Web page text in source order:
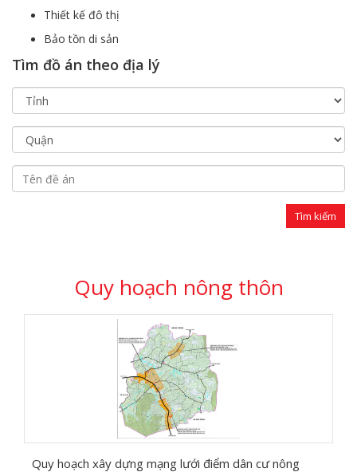
Thiết kế đô thị
Bảo tồn di sản
Tìm đồ án theo địa lý
Quy hoạch nông thôn
Quy hoạch xây dựng mạng lưới điểm dân cư nông